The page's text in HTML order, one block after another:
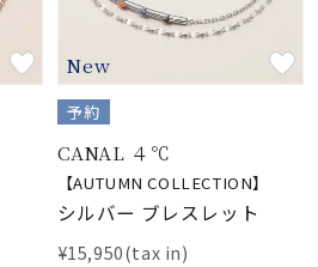
New
予約
CANAL ４℃
【AUTUMN COLLECTION】
シルバー ブレスレット
¥15,950(tax in)